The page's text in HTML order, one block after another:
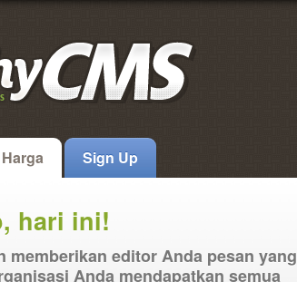
Sign Up
hari ini!
memberikan editor Anda pesan yang
Anda mendapatkan semua